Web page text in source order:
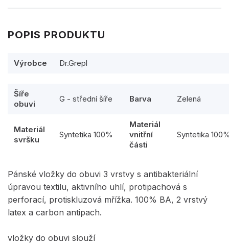
POPIS PRODUKTU
Výrobce Dr.Grepl
Šíře
obuvi
G - střední šíře Barva Zelená
Materiál
svršku
Syntetika 100%
Materiál
vnitřní
části
Syntetika
Pánské vložky do obuvi 3 vrstvy s antibakteriální
úpravou textilu, aktivního uhlí, protipachová s
perforací, protiskluzová mřížka. 100% BA, 2 vrstvý
latex a carbon antipach.
vložky do obuvi slouží